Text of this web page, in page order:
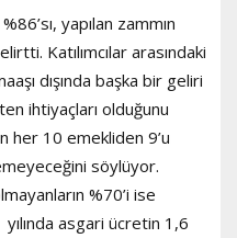
yapılan zammın
Katılımcılar arasındaki
dışında başka bir geliri
ihtiyaçları olduğunu
her 10 emekliden 9’u
söylüyor.
%70’i ise
asgari ücretin 1,6